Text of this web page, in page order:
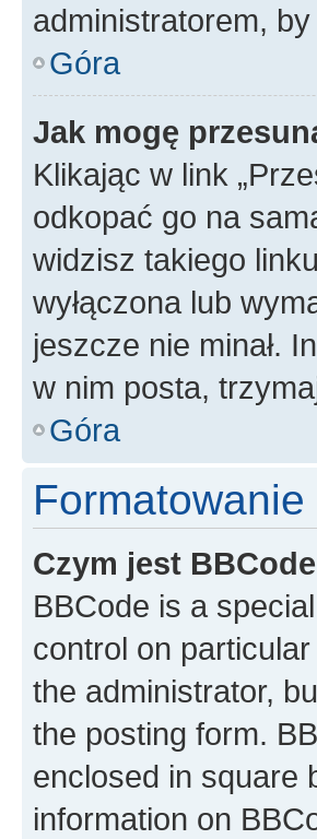
administratorem,
Góra
Jak mogę
Klikając w link
odkopać go na
widzisz takiego
wyłączona lub
jeszcze nie minał.
w nim posta,
Góra
Czym jest
BBCode is a
control on
the administrator,
the posting form.
enclosed in square
information on